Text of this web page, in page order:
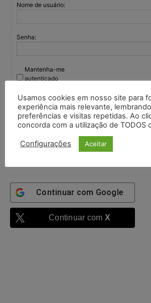
Nome de usuário:
Senha:
Mantenha-me
autenticado
7 + 2 =
Entrar
Continuar com Google
Continuar com X
Usamos cookies em nosso site para
experiência mais relevante,
preferências e visitas repetidas. Ao
concorda com a utilização de TODOS
Configurações Aceitar